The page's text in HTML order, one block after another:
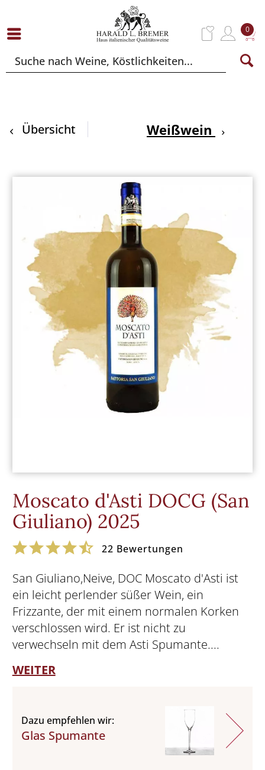
0
Übersicht Weißwein
Moscato d'Asti DOCG (San
Giuliano) 2025
22 Bewertungen
San Giuliano,Neive, DOC Moscato d'Asti ist
ein leicht perlender süßer Wein, ein
Frizzante, der mit einem normalen Korken
verschlossen wird. Er ist nicht zu
verwechseln mit dem Asti Spumante....
WEITER
Dazu empfehlen wir:
Glas Spumante